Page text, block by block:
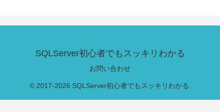
SQLServer初心者でもスッキリわかる
お問い合わせ
© 2017-2026 SQLServer初心者でもスッキリわかる.